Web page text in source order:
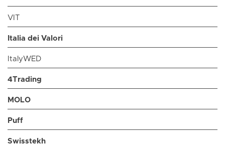
VIT
Italia dei Valori
ItalyWED
4Trading
MOLO
Puff
Swisstekh